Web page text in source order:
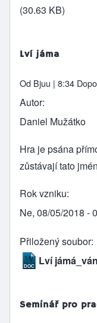
(30.63 KB)
Lví jáma
Od Bjuu | 8:34
Autor
Daniel Mužátko
Hra je psána
zůstávají tato
Rok vzniku
Ne, 08/05/2018 -
Přiložený soubor
Lví
Seminář pro